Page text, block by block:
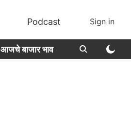
Podcast Sign in
आजचे बाजार भाव